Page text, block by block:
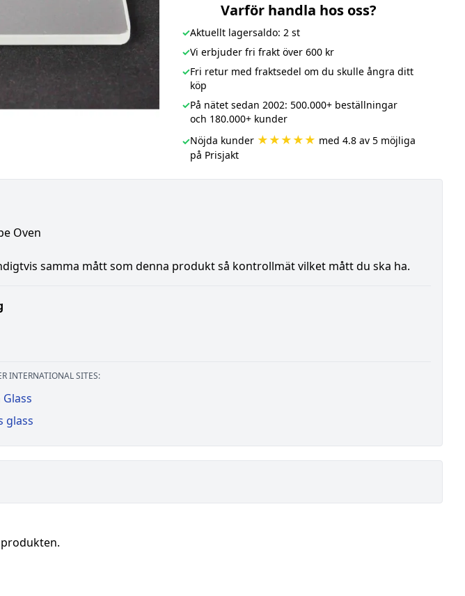
Varför handla hos oss?
✓Aktuellt lagersaldo: 2 st
✓Vi erbjuder fri frakt över 600 kr
✓Fri retur med fraktsedel om du skulle ångra ditt
köp
✓På nätet sedan 2002: 500.000+ beställningar
och 180.000+ kunder
✓Nöjda kunder ★★★★★ med 4.8 av 5 möjliga
på Prisjakt
Oven
samma mått som denna produkt så kontrollmät vilket mått du ska ha.
INTERNATIONAL SITES:
glass